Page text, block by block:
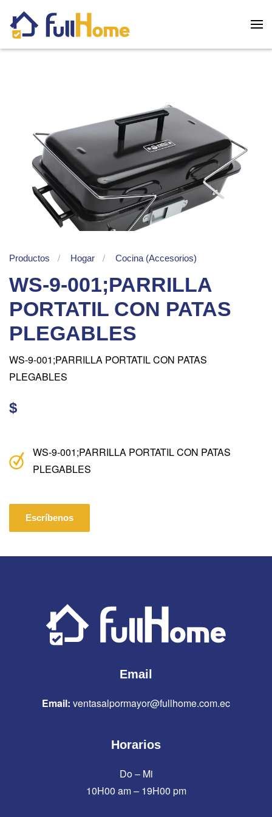
Skip to main content
Productos Hogar Cocina (Accesorios)
WS-9-001;PARRILLA
PORTATIL CON PATAS
PLEGABLES
WS-9-001;PARRILLA PORTATIL CON PATAS
PLEGABLES
$
WS-9-001;PARRILLA PORTATIL CON PATAS
PLEGABLES
Escríbenos
Email
Email: ventasalpormayor@fullhome.com.ec
Horarios
Do – Mi
10H00 am – 19H00 pm